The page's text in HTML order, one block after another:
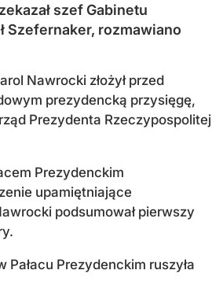
szef Gabinetu
Szefernaker, rozmawiano
Nawrocki złożył przed
prezydencką przysięgę,
Prezydenta Rzeczypospolitej
Prezydenckim
upamiętniające
podsumował pierwszy
Prezydenckim ruszyła